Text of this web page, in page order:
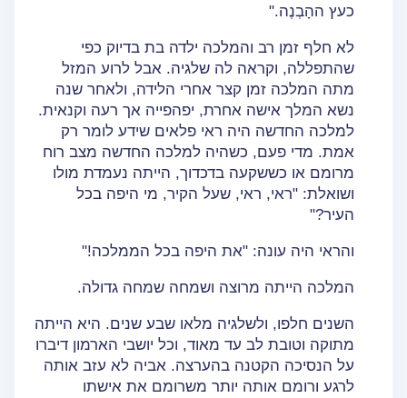
כעץ ההָבְנֶה."
לא חלף זמן רב והמלכה ילדה בת בדיוק כפי
שהתפללה, וקראה לה שלגיה. אבל לרוע המזל
מתה המלכה זמן קצר אחרי הלידה, ולאחר שנה
נשא המלך אישה אחרת, יפהפייה אך רעה וקנאית.
למלכה החדשה היה ראי פלאים שידע לומר רק
אמת. מדי פעם, כשהיה למלכה החדשה מצב רוח
מרומם או כששקעה בדכדוך, הייתה נעמדת מולו
ושואלת: "ראי, ראי, שעל הקיר, מי היפה בכל
העיר?"
והראי היה עונה: "את היפה בכל הממלכה!"
המלכה הייתה מרוצה ושמחה שמחה גדולה.
השנים חלפו, ולשלגיה מלאו שבע שנים. היא הייתה
מתוקה וטובת לב עד מאוד, וכל יושבי הארמון דיברו
על הנסיכה הקטנה בהערצה. אביה לא עזב אותה
לרגע ורומם אותה יותר משרומם את אישתו